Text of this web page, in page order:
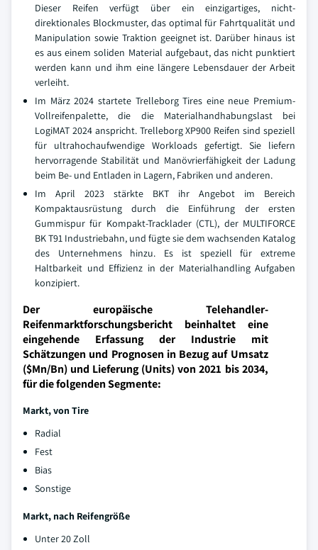
Dieser Reifen verfügt über ein einzigartiges, nicht-
direktionales Blockmuster, das optimal für Fahrtqualität und
Manipulation sowie Traktion geeignet ist. Darüber hinaus ist
es aus einem soliden Material aufgebaut, das nicht punktiert
werden kann und ihm eine längere Lebensdauer der Arbeit
verleiht.
Im März 2024 startete Trelleborg Tires eine neue Premium-
Vollreifenpalette, die die Materialhandhabungslast bei
LogiMAT 2024 anspricht. Trelleborg XP900 Reifen sind speziell
für ultrahochaufwendige Workloads gefertigt. Sie liefern
hervorragende Stabilität und Manövrierfähigkeit der Ladung
beim Be- und Entladen in Lagern, Fabriken und anderen.
Im April 2023 stärkte BKT ihr Angebot im Bereich
Kompaktausrüstung durch die Einführung der ersten
Gummispur für Kompakt-Tracklader (CTL), der MULTIFORCE
BK T91 Industriebahn, und fügte sie dem wachsenden Katalog
des Unternehmens hinzu. Es ist speziell für extreme
Haltbarkeit und Effizienz in der Materialhandling Aufgaben
konzipiert.
Der europäische Telehandler-
Reifenmarktforschungsbericht beinhaltet eine
eingehende Erfassung der Industrie mit
Schätzungen und Prognosen in Bezug auf Umsatz
($Mn/Bn) und Lieferung (Units) von 2021 bis 2034,
für die folgenden Segmente:
Markt, von Tire
Radial
Fest
Bias
Sonstige
Markt, nach Reifengröße
Unter 20 Zoll